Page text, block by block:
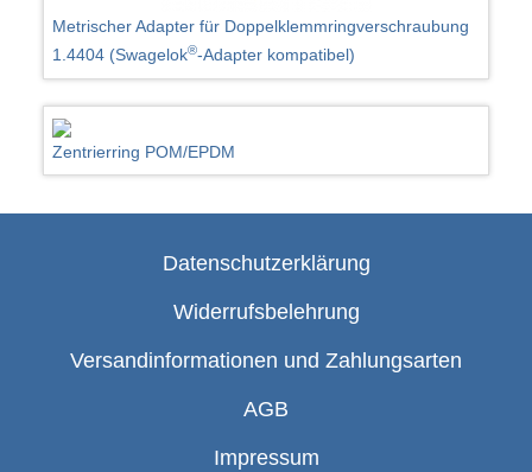
Metrischer Adapter für Doppelklemmringverschraubung
1.4404 (Swagelok®-Adapter kompatibel)
Zentrierring POM/EPDM
Datenschutzerklärung
Widerrufsbelehrung
Versandinformationen und Zahlungsarten
AGB
Impressum